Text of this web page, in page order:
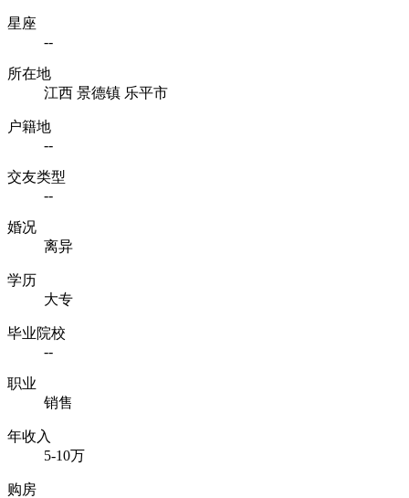
星座
--
所在地
江西 景德镇 乐平市
户籍地
--
交友类型
--
婚况
离异
学历
大专
毕业院校
--
职业
销售
年收入
5-10万
购房